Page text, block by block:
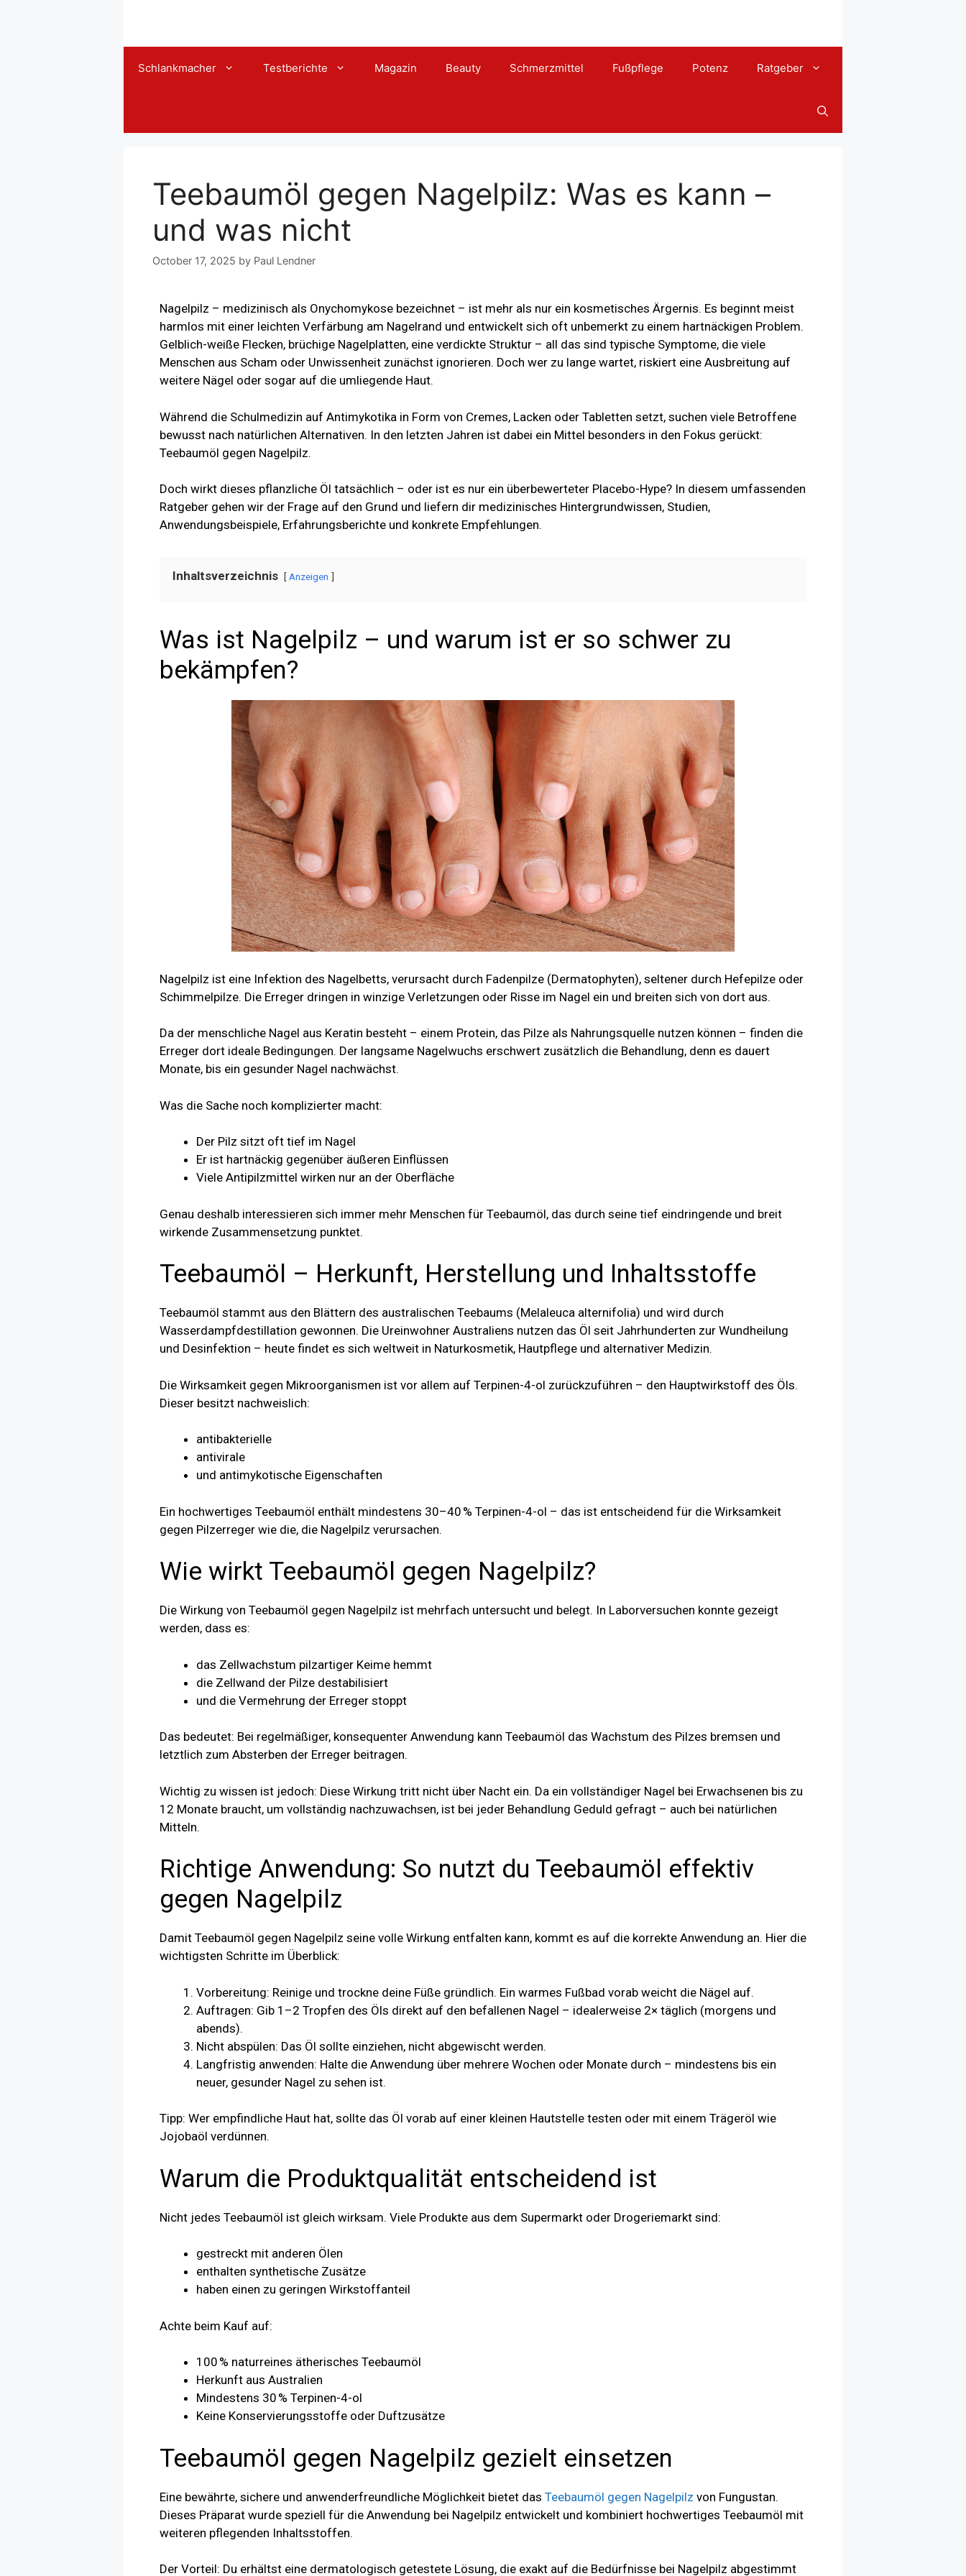
Schlankmacher Testberichte Magazin Beauty Schmerzmittel Fußpflege Potenz Ratgeber
Teebaumöl gegen Nagelpilz: Was es kann –
und was nicht
October 17, 2025 by Paul Lendner
Nagelpilz – medizinisch als Onychomykose bezeichnet – ist mehr als nur ein kosmetisches Ärgernis. Es beginnt meist
harmlos mit einer leichten Verfärbung am Nagelrand und entwickelt sich oft unbemerkt zu einem hartnäckigen Problem.
Gelblich-weiße Flecken, brüchige Nagelplatten, eine verdickte Struktur – all das sind typische Symptome, die viele
Menschen aus Scham oder Unwissenheit zunächst ignorieren. Doch wer zu lange wartet, riskiert eine Ausbreitung auf
weitere Nägel oder sogar auf die umliegende Haut.
Während die Schulmedizin auf Antimykotika in Form von Cremes, Lacken oder Tabletten setzt, suchen viele Betroffene
bewusst nach natürlichen Alternativen. In den letzten Jahren ist dabei ein Mittel besonders in den Fokus gerückt:
Teebaumöl gegen Nagelpilz.
Doch wirkt dieses pflanzliche Öl tatsächlich – oder ist es nur ein überbewerteter Placebo-Hype? In diesem umfassenden
Ratgeber gehen wir der Frage auf den Grund und liefern dir medizinisches Hintergrundwissen, Studien,
Anwendungsbeispiele, Erfahrungsberichte und konkrete Empfehlungen.
Inhaltsverzeichnis Anzeigen
Was ist Nagelpilz – und warum ist er so schwer zu
bekämpfen?
Nagelpilz ist eine Infektion des Nagelbetts, verursacht durch Fadenpilze (Dermatophyten), seltener durch Hefepilze oder
Schimmelpilze. Die Erreger dringen in winzige Verletzungen oder Risse im Nagel ein und breiten sich von dort aus.
Da der menschliche Nagel aus Keratin besteht – einem Protein, das Pilze als Nahrungsquelle nutzen können – finden die
Erreger dort ideale Bedingungen. Der langsame Nagelwuchs erschwert zusätzlich die Behandlung, denn es dauert
Monate, bis ein gesunder Nagel nachwächst.
Was die Sache noch komplizierter macht:
Der Pilz sitzt oft tief im Nagel
Er ist hartnäckig gegenüber äußeren Einflüssen
Viele Antipilzmittel wirken nur an der Oberfläche
Genau deshalb interessieren sich immer mehr Menschen für Teebaumöl, das durch seine tief eindringende und breit
wirkende Zusammensetzung punktet.
Teebaumöl – Herkunft, Herstellung und Inhaltsstoffe
Teebaumöl stammt aus den Blättern des australischen Teebaums (Melaleuca alternifolia) und wird durch
Wasserdampfdestillation gewonnen. Die Ureinwohner Australiens nutzen das Öl seit Jahrhunderten zur Wundheilung
und Desinfektion – heute findet es sich weltweit in Naturkosmetik, Hautpflege und alternativer Medizin.
Die Wirksamkeit gegen Mikroorganismen ist vor allem auf Terpinen-4-ol zurückzuführen – den Hauptwirkstoff des Öls.
Dieser besitzt nachweislich:
antibakterielle
antivirale
und antimykotische Eigenschaften
Ein hochwertiges Teebaumöl enthält mindestens 30–40 % Terpinen-4-ol – das ist entscheidend für die Wirksamkeit
gegen Pilzerreger wie die, die Nagelpilz verursachen.
Wie wirkt Teebaumöl gegen Nagelpilz?
Die Wirkung von Teebaumöl gegen Nagelpilz ist mehrfach untersucht und belegt. In Laborversuchen konnte gezeigt
werden, dass es:
das Zellwachstum pilzartiger Keime hemmt
die Zellwand der Pilze destabilisiert
und die Vermehrung der Erreger stoppt
Das bedeutet: Bei regelmäßiger, konsequenter Anwendung kann Teebaumöl das Wachstum des Pilzes bremsen und
letztlich zum Absterben der Erreger beitragen.
Wichtig zu wissen ist jedoch: Diese Wirkung tritt nicht über Nacht ein. Da ein vollständiger Nagel bei Erwachsenen bis zu
12 Monate braucht, um vollständig nachzuwachsen, ist bei jeder Behandlung Geduld gefragt – auch bei natürlichen
Mitteln.
Richtige Anwendung: So nutzt du Teebaumöl effektiv
gegen Nagelpilz
Damit Teebaumöl gegen Nagelpilz seine volle Wirkung entfalten kann, kommt es auf die korrekte Anwendung an. Hier die
wichtigsten Schritte im Überblick:
Vorbereitung: Reinige und trockne deine Füße gründlich. Ein warmes Fußbad vorab weicht die Nägel auf.
Auftragen: Gib 1–2 Tropfen des Öls direkt auf den befallenen Nagel – idealerweise 2× täglich (morgens und
abends).
Nicht abspülen: Das Öl sollte einziehen, nicht abgewischt werden.
Langfristig anwenden: Halte die Anwendung über mehrere Wochen oder Monate durch – mindestens bis ein
neuer, gesunder Nagel zu sehen ist.
Tipp: Wer empfindliche Haut hat, sollte das Öl vorab auf einer kleinen Hautstelle testen oder mit einem Trägeröl wie
Jojobaöl verdünnen.
Warum die Produktqualität entscheidend ist
Nicht jedes Teebaumöl ist gleich wirksam. Viele Produkte aus dem Supermarkt oder Drogeriemarkt sind:
gestreckt mit anderen Ölen
enthalten synthetische Zusätze
haben einen zu geringen Wirkstoffanteil
Achte beim Kauf auf:
100 % naturreines ätherisches Teebaumöl
Herkunft aus Australien
Mindestens 30 % Terpinen-4-ol
Keine Konservierungsstoffe oder Duftzusätze
Teebaumöl gegen Nagelpilz gezielt einsetzen
Eine bewährte, sichere und anwenderfreundliche Möglichkeit bietet das Teebaumöl gegen Nagelpilz von Fungustan.
Dieses Präparat wurde speziell für die Anwendung bei Nagelpilz entwickelt und kombiniert hochwertiges Teebaumöl mit
weiteren pflegenden Inhaltsstoffen.
Der Vorteil: Du erhältst eine dermatologisch getestete Lösung, die exakt auf die Bedürfnisse bei Nagelpilz abgestimmt